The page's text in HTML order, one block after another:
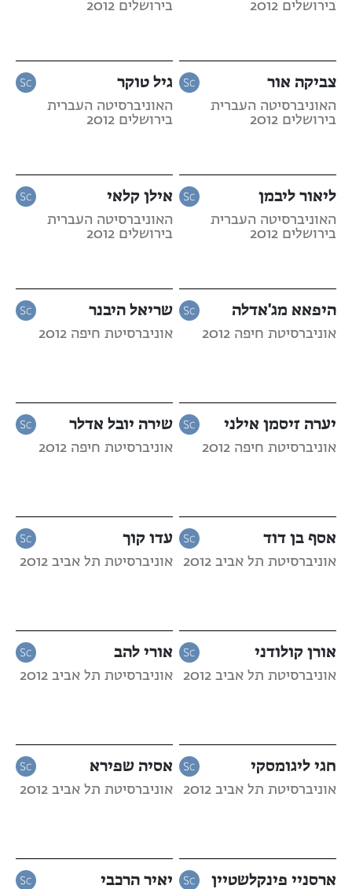
בירושלים 2012 בירושלים 2012
צביקה אור
האוניברסיטה העברית
בירושלים 2012
גיל טוקר
האוניברסיטה העברית
בירושלים 2012
ליאור ליבמן
האוניברסיטה העברית
בירושלים 2012
אילן קלאי
האוניברסיטה העברית
בירושלים 2012
היפאא מג'אדלה
אוניברסיטת חיפה 2012
שריאל היבנר
אוניברסיטת חיפה 2012
יערה זיסמן אילני
אוניברסיטת חיפה 2012
שירה יובל אדלר
אוניברסיטת חיפה 2012
אסף בן דוד
אוניברסיטת תל אביב 2012
עדו קוך
אוניברסיטת תל אביב 2012
אורן קולודני
אוניברסיטת תל אביב 2012
אורי להב
אוניברסיטת תל אביב 2012
חגי ליגומסקי
אוניברסיטת תל אביב 2012
אסיה שפירא
אוניברסיטת תל אביב 2012
ארסניי פינקלשטיין יאיר הרכבי